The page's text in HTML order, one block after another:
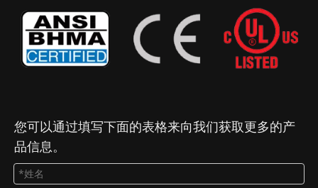
您可以通过填写下面的表格来向我们获取更多的产
品信息。